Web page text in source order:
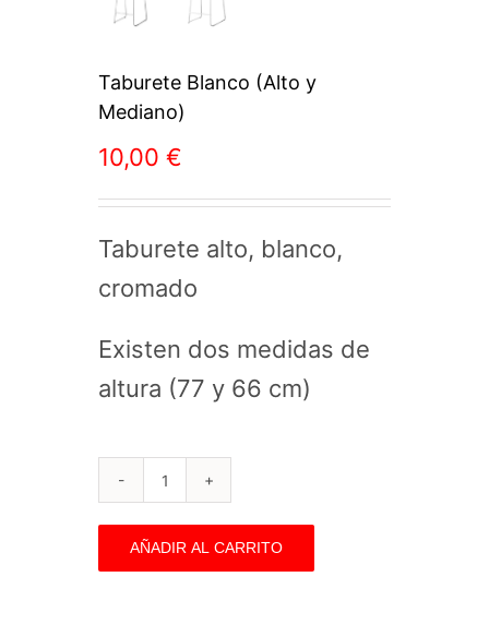
Taburete Blanco (Alto y
Mediano)
10,00 €
Taburete alto, blanco,
cromado
Existen dos medidas de
altura (77 y 66 cm)
Taburete
Blanco
(Alto
AÑADIR AL CARRITO